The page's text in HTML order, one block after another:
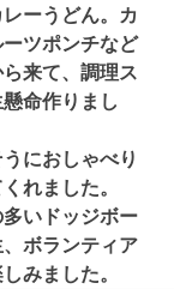
ーうどん。カ
ツポンチなど
来て、調理ス
命作りまし
におしゃべり
れました。
いドッジボー
ボランティア
みました。